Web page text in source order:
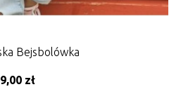
Bejsbolówka
zł